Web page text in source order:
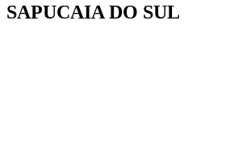
SAPUCAIA DO SUL